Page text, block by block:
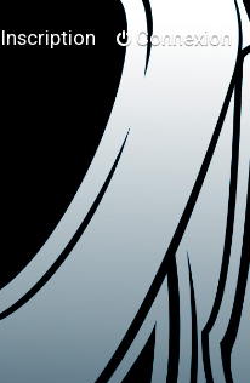
Connexion
Inscription